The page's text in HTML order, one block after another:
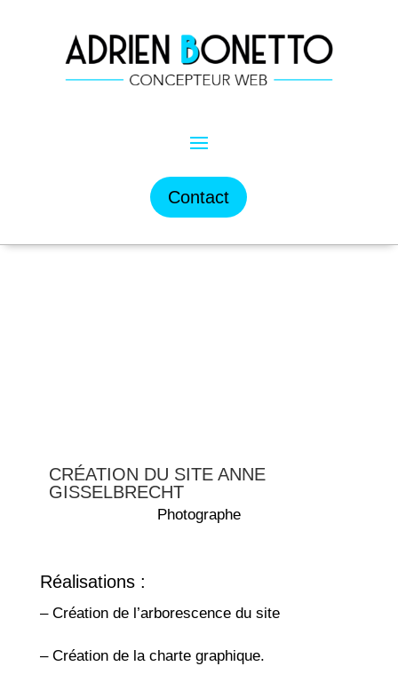
Contact
CRÉATION DU SITE ANNE
GISSELBRECHT
Photographe
Réalisations :
– Création de l’arborescence du site
– Création de la charte graphique.